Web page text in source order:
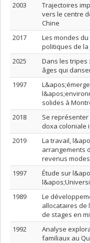
2003
Trajectoires
vers le centre
Chine
2017
Les mondes
politiques de la
2025
Dans les
âges qui
1997
solides à
2018
Se représenter
doxa coloniale
2019
La travail,
arrangements
revenus
1997
Étude sur
1989
Le
allocataires de
de stages en
1992
Analyse
familiaux au